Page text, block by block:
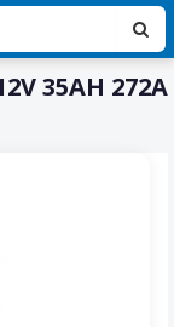
35AH 272A